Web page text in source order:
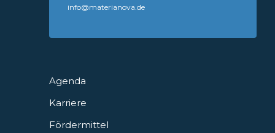
Agenda
Karriere
Fördermittel
info@materianova.de